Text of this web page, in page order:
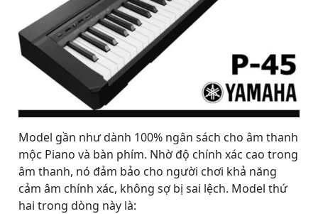
Model gần như dành 100% ngân sách cho âm thanh
mộc Piano và bàn phím. Nhờ độ chính xác cao trong
âm thanh, nó đảm bảo cho người chơi khả năng
cảm âm chính xác, không sợ bị sai lệch. Model thứ
hai trong dòng này là: